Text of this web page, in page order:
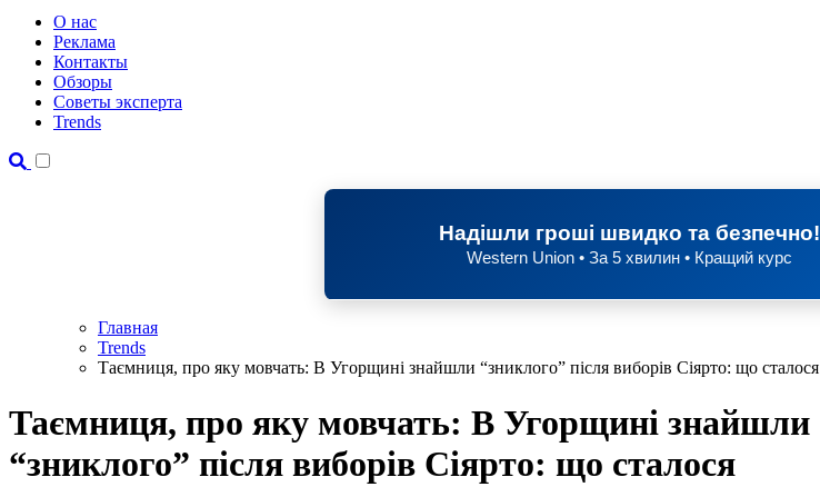
О нас
Реклама
Контакты
Обзоры
Советы эксперта
Trends
Надішли гроші швидко та безпечно!
Western Union • За 5 хвилин • Кращий курс
Главная
Trends
Таємниця, про яку мовчать: В Угорщині знайшли “зниклого” після виборів Сіярто: що сталося
Таємниця, про яку мовчать: В Угорщині знайшли
“зниклого” після виборів Сіярто: що сталося